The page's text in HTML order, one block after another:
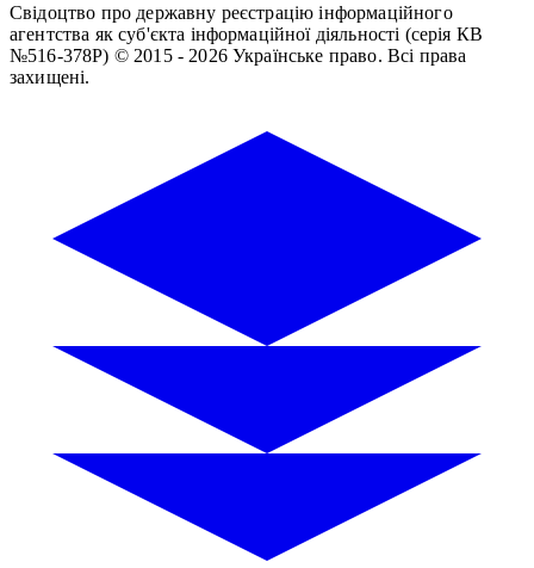
Свідоцтво про державну реєстрацію інформаційного
агентства як суб'єкта інформаційної діяльності (серія КВ
№516-378Р) © 2015 - 2026 Українське право. Всі права
захищені.